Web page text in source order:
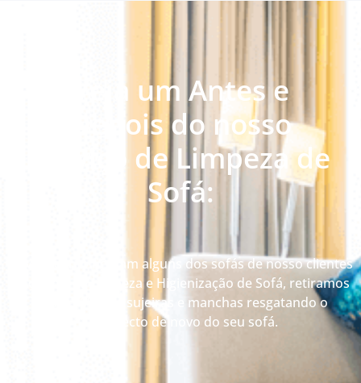
Veja um Antes e
Depois do nosso
serviço de Limpeza de
Sofá:
Veja como ficaram alguns dos sofás de nosso clientes
depois da Limpeza e Higienização de Sofá, retiramos
até 99% das sujeiras e manchas resgatando o
aspecto de novo do seu sofá.